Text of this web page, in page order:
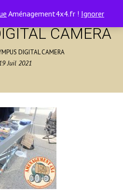
Aménagement4x4.fr ! Ignorer
CAMERA
DIGITAL CAMERA
Juil 2021